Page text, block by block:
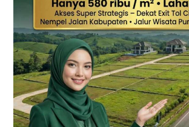
Gunung
&
SHM
Pecah
Sertifikat